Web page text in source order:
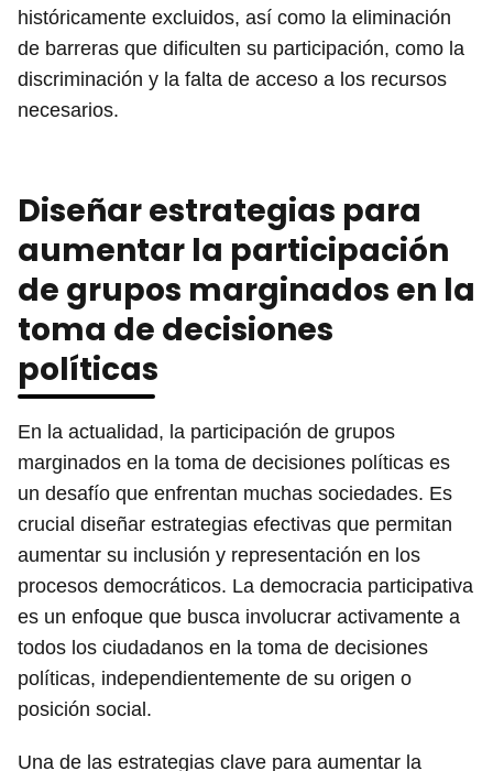
históricamente excluidos, así como la eliminación
de barreras que dificulten su participación, como la
discriminación y la falta de acceso a los recursos
necesarios.
Diseñar estrategias para
aumentar la participación
de grupos marginados en la
toma de decisiones
políticas
En la actualidad, la participación de grupos
marginados en la toma de decisiones políticas es
un desafío que enfrentan muchas sociedades. Es
crucial diseñar estrategias efectivas que permitan
aumentar su inclusión y representación en los
procesos democráticos. La democracia participativa
es un enfoque que busca involucrar activamente a
todos los ciudadanos en la toma de decisiones
políticas, independientemente de su origen o
posición social.
Una de las estrategias clave para aumentar la